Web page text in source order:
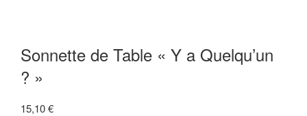
Sonnette de Table « Y a Quelqu’un
? »
15,10€